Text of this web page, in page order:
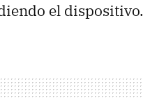
el dispositivo.